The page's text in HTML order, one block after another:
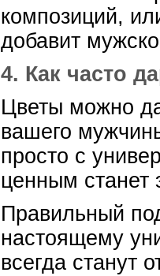
композиций,
добавит
4. Как часто
Цветы можно
вашего
просто с
ценным станет
Правильный
настоящему
всегда станут